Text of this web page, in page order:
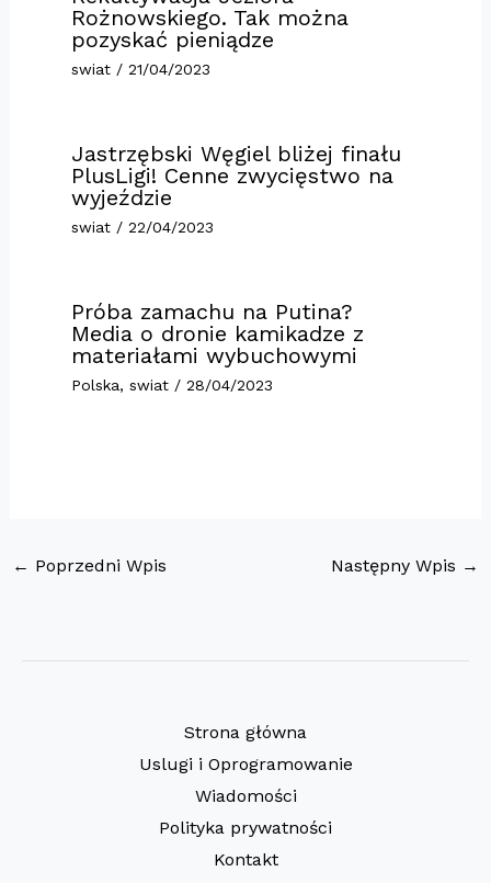
Rożnowskiego. Tak można
pozyskać pieniądze
swiat/ 21/04/2023
Jastrzębski Węgiel bliżej finału
PlusLigi! Cenne zwycięstwo na
wyjeździe
swiat/ 22/04/2023
Próba zamachu na Putina?
Media o dronie kamikadze z
materiałami wybuchowymi
Polska, swiat/ 28/04/2023
← Poprzedni Wpis Następny Wpis →
Strona główna
Uslugi i Oprogramowanie
Wiadomości
Polityka prywatności
Kontakt